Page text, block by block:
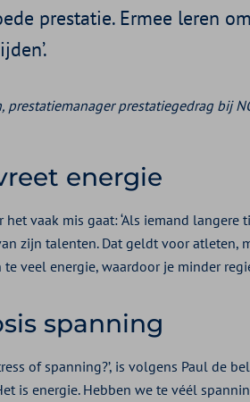
prestatie. Ermee leren
prestatiemanager prestatiegedrag bij
energie
het vaak mis gaat: ‘Als iemand
zijn talenten. Dat geldt voor atleten,
te veel energie, waardoor je minder
spanning
of spanning?’, is volgens Paul de
is energie. Hebben we te véél